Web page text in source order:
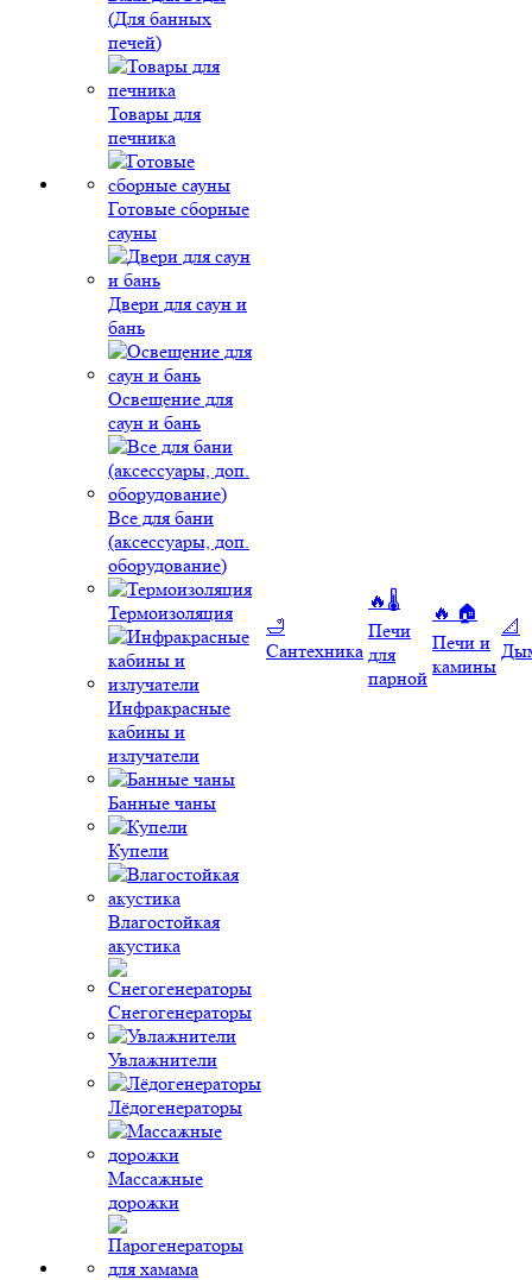
(Для банных
печей)
Товары для
печника
Готовые сборные
сауны
Двери для саун и
бань
Освещение для
саун и бань
Все для бани
(аксессуары, доп.
оборудование)
Термоизоляция
Инфракрасные
кабины и
излучатели
Банные чаны
Купели
Влагостойкая
акустика
Снегогенераторы
Увлажнители
Лёдогенераторы
Массажные
дорожки
🛁
Сантехника
🔥🌡️
Печи
для
парной
🔥 🏠
Печи и
камины
📐